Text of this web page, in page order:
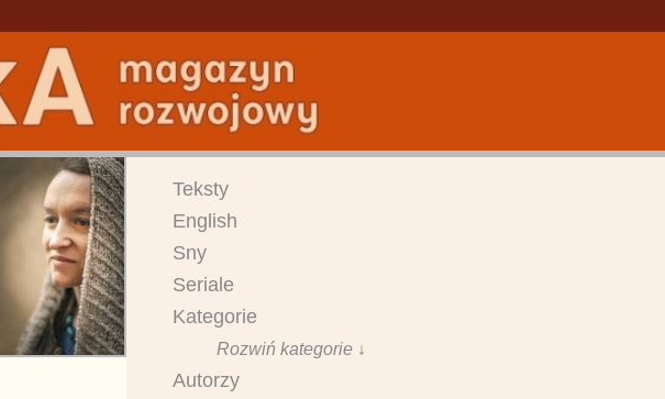
Teksty
English
Sny
Seriale
Kategorie
Rozwiń kategorie ↓
Autorzy